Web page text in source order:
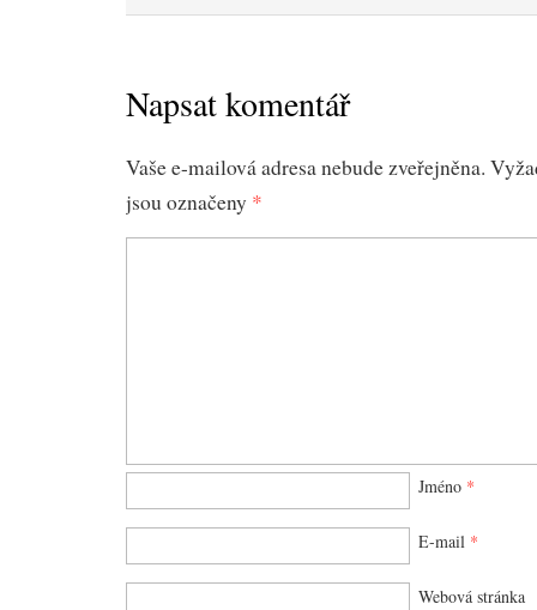
Napsat komentář
Vaše e-mailová adresa nebude zveřejněna.
jsou označeny *
Jméno *
E-mail *
Webová stránka